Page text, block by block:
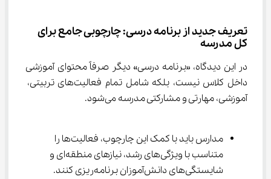
تعریف جدید از برنامه درسی: چارچوبی جامع برای
کل مدرسه
در این دیدگاه، «برنامه درسی» دیگر صرفاً محتوای آموزشی
داخل کلاس نیست، بلکه شامل تمام فعالیت‌های تربیتی،
آموزشی، مهارتی و مشارکتی مدرسه می‌شود.
مدارس باید با کمک این چارچوب، فعالیت‌ها را
متناسب با ویژگی‌های رشد، نیازهای منطقه‌ای و
شایستگی‌های دانش‌آموزان برنامه‌ریزی کنند.